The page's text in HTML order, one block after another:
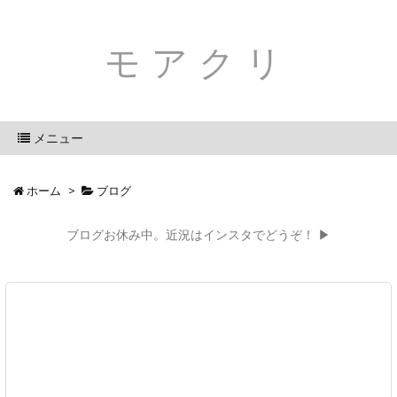
モアクリ
メニュー
ホーム > ブログ
ブログお休み中。近況はインスタでどうぞ！ ▶